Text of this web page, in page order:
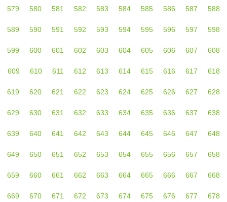
579 580 581 582 583 584 585 586 587 588
589 590 591 592 593 594 595 596 597 598
599 600 601 602 603 604 605 606 607 608
609 610 611 612 613 614 615 616 617 618
619 620 621 622 623 624 625 626 627 628
629 630 631 632 633 634 635 636 637 638
639 640 641 642 643 644 645 646 647 648
649 650 651 652 653 654 655 656 657 658
659 660 661 662 663 664 665 666 667 668
669 670 671 672 673 674 675 676 677 678